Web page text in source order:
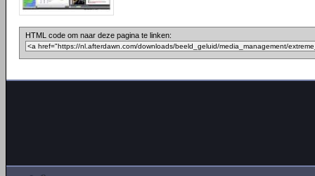
HTML code om naar deze pagina te linken: